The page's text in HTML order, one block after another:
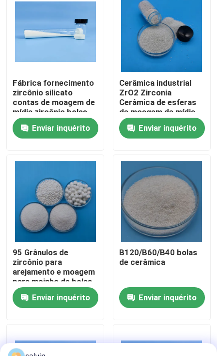
Produtos
Quem Somos
Controle de Qualidade
Fale Conosco
Pedir um orçamento
Meios de sopro cerâmicos
Abrasivo de sopro cerâmico
Fábrica fornecimento
zircônio silicato
contas de moagem de
mídia zircônio bolas
de cerâmica
Enviar inquérito
Cerâmica industrial
ZrO2 Zirconia
Cerâmica de esferas
de moagem de mídia
Zircônio silicato
Enviar inquérito
95 Grânulos de
zircônio para
arejamento e moagem
para moinho de bolas
planetárias
Enviar inquérito
B120/B60/B40 bolas
de cerâmica
Enviar inquérito